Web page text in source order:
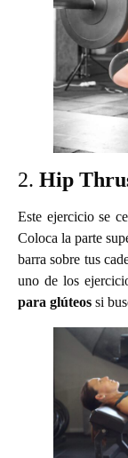
2. Hip
Este ejercicio se
Coloca la parte
barra sobre tus
uno de los
para glúteos si